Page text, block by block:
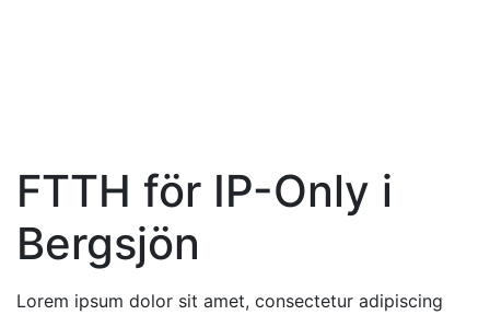
FTTH för IP-Only i
Bergsjön
Lorem ipsum dolor sit amet, consectetur adipiscing